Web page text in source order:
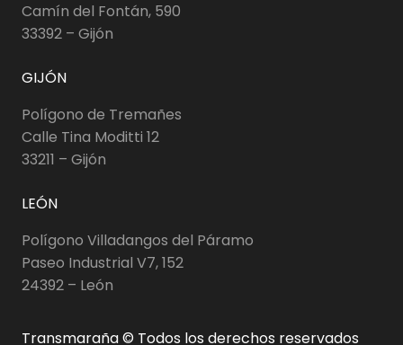
Camín del Fontán, 590
33392 – Gijón
GIJÓN
Polígono de Tremañes
Calle Tina Moditti 12
33211 – Gijón
LEÓN
Polígono Villadangos del Páramo
Paseo Industrial V7, 152
24392 – León
Transmaraña © Todos los derechos reservados